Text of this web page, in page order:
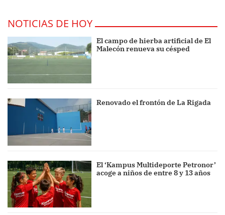
NOTICIAS DE HOY
El campo de hierba artificial de El
Malecón renueva su césped
Renovado el frontón de La Rigada
El ‘Kampus Multideporte Petronor’
acoge a niños de entre 8 y 13 años